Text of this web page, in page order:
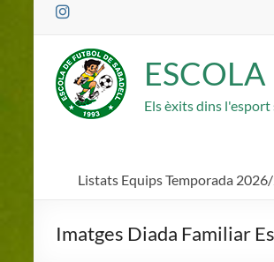
Saltar
Els èxits dins
Listats Equips Temporada
Imatges Diada Familiar